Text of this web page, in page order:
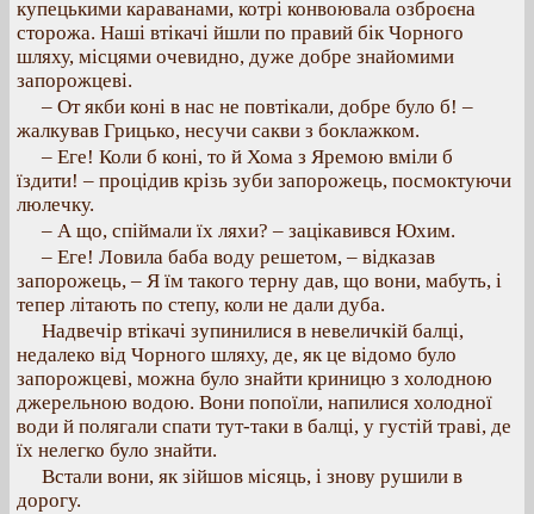
купецькими караванами, котрі конвоювала озброєна
сторожа. Наші втікачі йшли по правий бік Чорного
шляху, місцями очевидно, дуже добре знайомими
запорожцеві.
– От якби коні в нас не повтікали, добре було б! –
жалкував Грицько, несучи сакви з боклажком.
– Еге! Коли б коні, то й Хома з Яремою вміли б
їздити! – процідив крізь зуби запорожець, посмоктуючи
люлечку.
– А що, спіймали їх ляхи? – зацікавився Юхим.
– Еге! Ловила баба воду решетом, – відказав
запорожець, – Я їм такого терну дав, що вони, мабуть, і
тепер літають по степу, коли не дали дуба.
Надвечір втікачі зупинилися в невеличкій балці,
недалеко від Чорного шляху, де, як це відомо було
запорожцеві, можна було знайти криницю з холодною
джерельною водою. Вони попоїли, напилися холодної
води й полягали спати тут-таки в балці, у густій траві, де
їх нелегко було знайти.
Встали вони, як зійшов місяць, і знову рушили в
дорогу.